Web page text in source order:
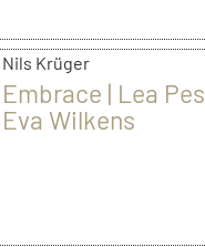
Nils Krüger
Embrace | Lea
Eva Wilkens